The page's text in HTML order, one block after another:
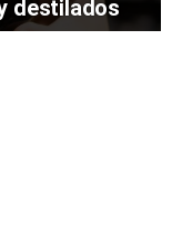
destilados